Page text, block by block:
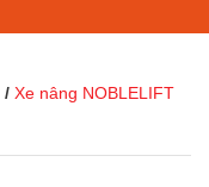
/ Xe nâng NOBLELIFT